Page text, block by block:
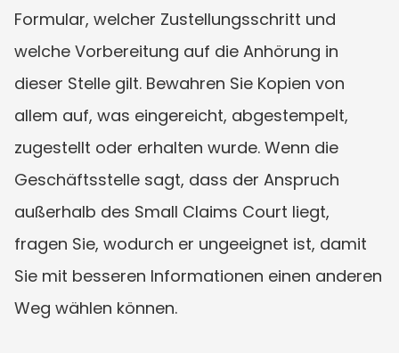
Formular, welcher Zustellungsschritt und
welche Vorbereitung auf die Anhörung in
dieser Stelle gilt. Bewahren Sie Kopien von
allem auf, was eingereicht, abgestempelt,
zugestellt oder erhalten wurde. Wenn die
Geschäftsstelle sagt, dass der Anspruch
außerhalb des Small Claims Court liegt,
fragen Sie, wodurch er ungeeignet ist, damit
Sie mit besseren Informationen einen anderen
Weg wählen können.